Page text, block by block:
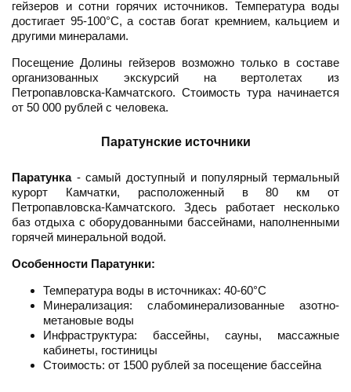
гейзеров и сотни горячих источников. Температура воды
достигает 95-100°C, а состав богат кремнием, кальцием и
другими минералами.
Посещение Долины гейзеров возможно только в составе
организованных экскурсий на вертолетах из
Петропавловска-Камчатского. Стоимость тура начинается
от 50 000 рублей с человека.
Паратунские источники
Паратунка- самый доступный и популярный термальный
курорт Камчатки, расположенный в 80 км от
Петропавловска-Камчатского. Здесь работает несколько
баз отдыха с оборудованными бассейнами, наполненными
горячей минеральной водой.
Особенности Паратунки:
Температура воды в источниках: 40-60°C
Минерализация: слабоминерализованные азотно-
метановые воды
Инфраструктура: бассейны, сауны, массажные
кабинеты, гостиницы
Стоимость: от 1500 рублей за посещение бассейна